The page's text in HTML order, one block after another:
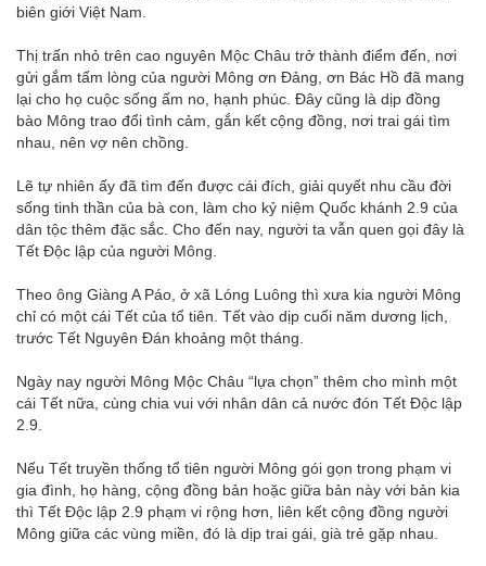
biên giới Việt Nam.
Thị trấn nhỏ trên cao nguyên Mộc Châu trở thành điểm đến, nơi
gửi gắm tấm lòng của người Mông ơn Đảng, ơn Bác Hồ đã mang
lại cho họ cuộc sống ấm no, hạnh phúc. Đây cũng là dịp đồng
bào Mông trao đổi tình cảm, gắn kết cộng đồng, nơi trai gái tìm
nhau, nên vợ nên chồng.
Lẽ tự nhiên ấy đã tìm đến được cái đích, giải quyết nhu cầu đời
sống tinh thần của bà con, làm cho kỷ niệm Quốc khánh 2.9 của
dân tộc thêm đặc sắc. Cho đến nay, người ta vẫn quen gọi đây là
Tết Độc lập của người Mông.
Theo ông Giàng A Páo, ở xã Lóng Luông thì xưa kia người Mông
chỉ có một cái Tết của tổ tiên. Tết vào dịp cuối năm dương lịch,
trước Tết Nguyên Đán khoảng một tháng.
Ngày nay người Mông Mộc Châu “lựa chọn” thêm cho mình một
cái Tết nữa, cùng chia vui với nhân dân cả nước đón Tết Độc lập
2.9.
Nếu Tết truyền thống tổ tiên người Mông gói gọn trong phạm vi
gia đình, họ hàng, cộng đồng bản hoặc giữa bản này với bản kia
thì Tết Độc lập 2.9 phạm vi rộng hơn, liên kết cộng đồng người
Mông giữa các vùng miền, đó là dịp trai gái, già trẻ gặp nhau.